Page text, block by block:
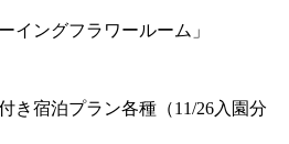
イングフラワールーム」
き宿泊プラン各種（11/26入園分